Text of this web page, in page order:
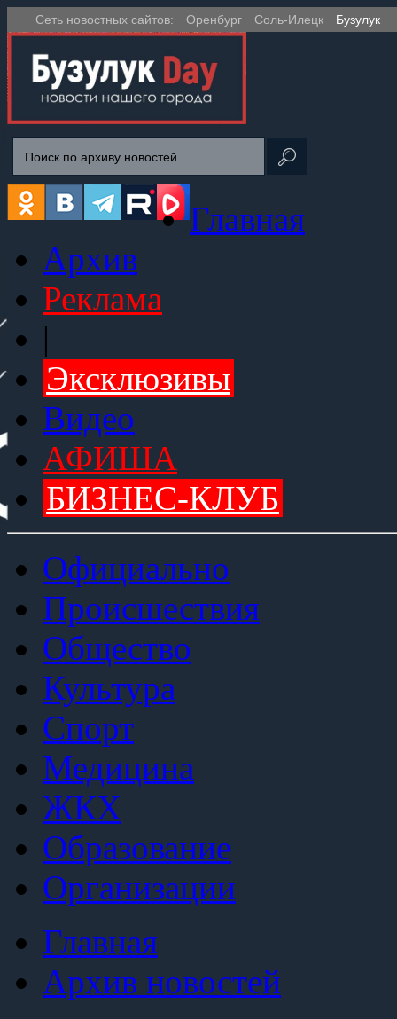
Сеть новостных сайтов: Оренбург Соль-Илецк Бузулук
Главная
Архив
Реклама
|
Эксклюзивы
Видео
АФИША
БИЗНЕС-КЛУБ
Официально
Происшествия
Общество
Культура
Спорт
Медицина
ЖКХ
Образование
Организации
Главная
Архив новостей